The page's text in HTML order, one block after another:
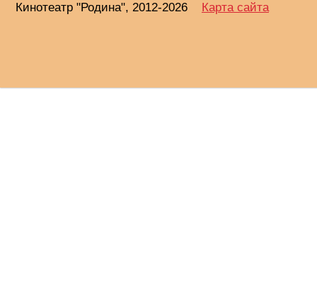
Кинотеатр "Родина", 2012-2026 Карта сайта